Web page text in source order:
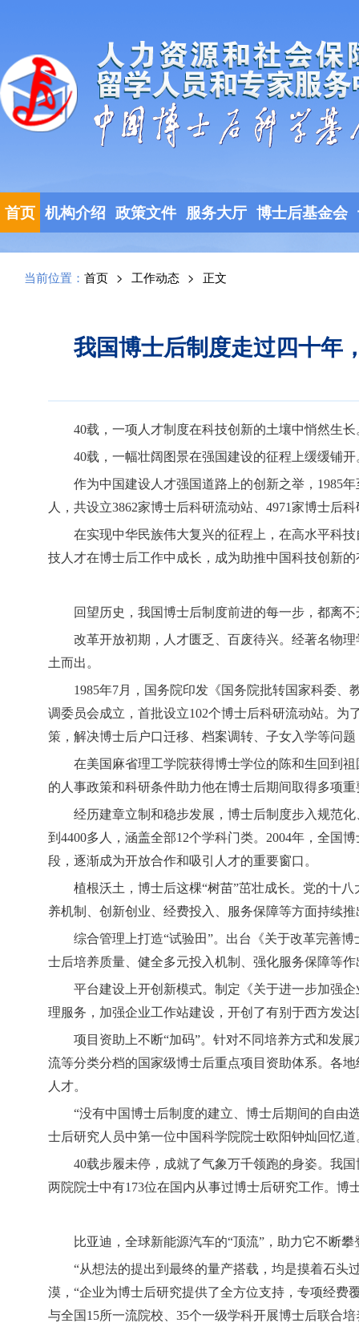
首页 机构介绍 政策文件 服务大厅 博士后基金会
当前位置： 首页 > 工作动态 > 正文
我国博士后制度走过四十年
40载，一项人才制度在科技创新的土壤中悄然生长
40载，一幅壮阔图景在强国建设的征程上缓缓铺开
作为中国建设人才强国道路上的创新之举，1985
人，共设立3862家博士后科研流动站、4971家博士后
在实现中华民族伟大复兴的征程上，在高水平科
技人才在博士后工作中成长，成为助推中国科技创新
回望历史，我国博士后制度前进的每一步，都离
改革开放初期，人才匮乏、百废待兴。经著名物
土而出。
1985年7月，国务院印发《国务院批转国家科委
调委员会成立，首批设立102个博士后科研流动站。
策，解决博士后户口迁移、档案调转、子女入学等问
在美国麻省理工学院获得博士学位的陈和生回到
的人事政策和科研条件助力他在博士后期间取得多项
经历建章立制和稳步发展，博士后制度步入规范
到4400多人，涵盖全部12个学科门类。2004年，全国
段，逐渐成为开放合作和吸引人才的重要窗口。
植根沃土，博士后这棵“树苗”茁壮成长。党的十
养机制、创新创业、经费投入、服务保障等方面持续
综合管理上打造“试验田”。出台《关于改革完善
士后培养质量、健全多元投入机制、强化服务保障等
平台建设上开创新模式。制定《关于进一步加强
理服务，加强企业工作站建设，开创了有别于西方发
项目资助上不断“加码”。针对不同培养方式和发
流等分类分档的国家级博士后重点项目资助体系。各
人才。
“没有中国博士后制度的建立、博士后期间的自由
士后研究人员中第一位中国科学院院士欧阳钟灿回忆道
40载步履未停，成就了气象万千领跑的身姿。我
两院院士中有173位在国内从事过博士后研究工作。
比亚迪，全球新能源汽车的“顶流”，助力它不断
“从想法的提出到最终的量产搭载，均是摸着石头
漠，“企业为博士后研究提供了全方位支持，专项经费
与全国15所一流院校、35个一级学科开展博士后联合